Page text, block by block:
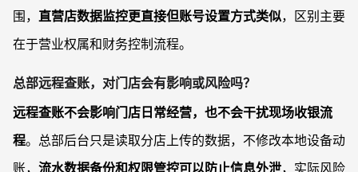
围， 直营店数据监控更直接但账号设置方式类似，区别主要
在于营业权属和财务控制流程。
总部远程查账，对门店会有影响或风险吗？
远程查账不会影响门店日常经营，也不会干扰现场收银流
程。总部后台只是读取分店上传的数据，不修改本地设备动
账， 流水数据备份和权限管控可以防止信息外泄，实际风险